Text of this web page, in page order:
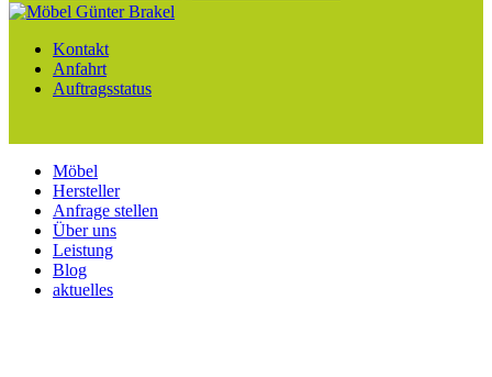
Kontakt
Anfahrt
Auftragsstatus
Möbel
Hersteller
Anfrage stellen
Über uns
Leistung
Blog
aktuelles